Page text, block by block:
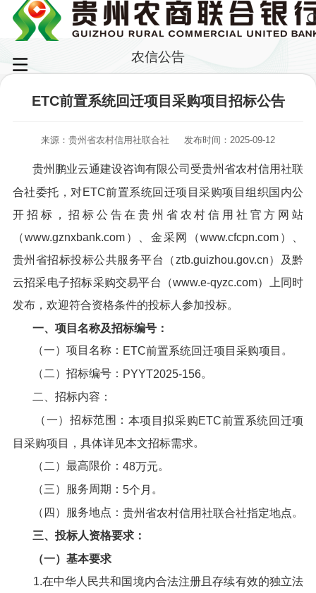
农信公告
ETC前置系统回迁项目采购项目招标公告
来源：贵州省农村信用社联合社 发布时间：2025-09-12
贵州鹏业云通建设咨询有限公司受贵州省农村信用社联
合社委托，对ETC前置系统回迁项目采购项目组织国内公
开招标，招标公告在贵州省农村信用社官方网站
（www.gznxbank.com）、金采网（www.cfcpn.com）、
贵州省招标投标公共服务平台（ztb.guizhou.gov.cn）及黔
云招采电子招标采购交易平台（www.e-qyzc.com）上同时
发布，欢迎符合资格条件的投标人参加投标。
一、项目名称及招标编号：
（一）项目名称： ETC前置系统回迁项目采购项目 。
（二）招标编号： PYYT2025-156。
二、招标内容：
（一）招标范围： 本项目拟采购ETC前置系统回迁项
目采购项目， 具体详见本文招标需求。
（二）最高限价： 48万元。
（三）服务周期： 5个月 。
（四）服务地点： 贵州省农村信用社联合社指定地点。
三、投标人资格要求：
（一）基本要求
1.在中华人民共和国境内合法注册且存续有效的独立法